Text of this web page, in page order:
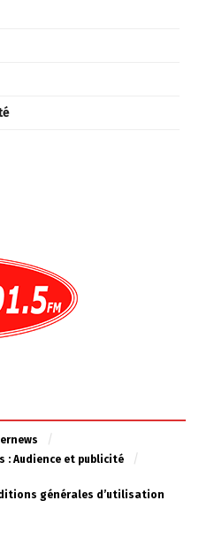
: Audience et publicité
générales d’utilisation